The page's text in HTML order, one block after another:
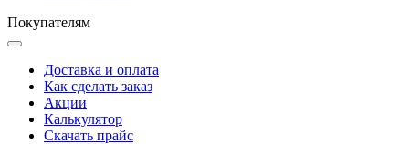
Покупателям
Доставка и оплата
Как сделать заказ
Акции
Калькулятор
Скачать прайс